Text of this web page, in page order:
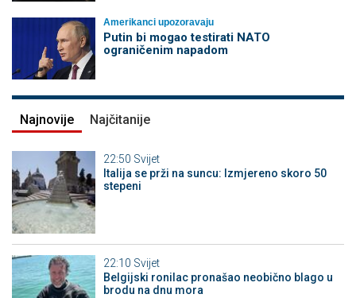
Amerikanci upozoravaju
Putin bi mogao testirati NATO
ograničenim napadom
Najnovije Najčitanije
22:50 Svijet
Italija se prži na suncu: Izmjereno skoro 50
stepeni
22:10 Svijet
Belgijski ronilac pronašao neobično blago u
brodu na dnu mora